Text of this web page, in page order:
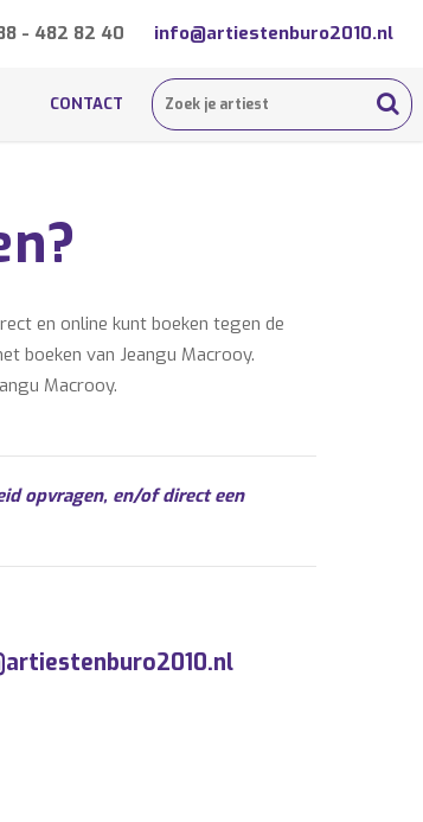
- 482 82 40 info@artiestenburo2010.nl
CONTACT
en online kunt boeken tegen de
boeken van Jeangu Macrooy.
Macrooy.
opvragen, en/of direct een